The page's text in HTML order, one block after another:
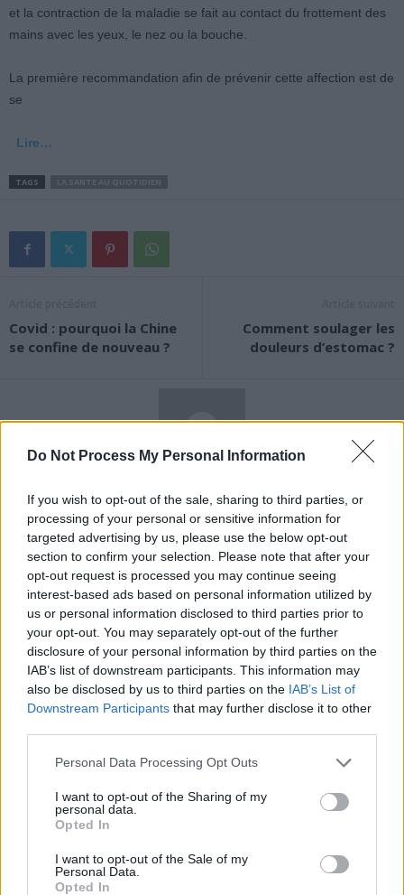
Do Not Process My Personal Information
If you wish to opt-out of the sale, sharing to third parties, or
processing of your personal or sensitive information for
targeted advertising by us, please use the below opt-out
section to confirm your selection. Please note that after your
opt-out request is processed you may continue seeing
interest-based ads based on personal information utilized by
us or personal information disclosed to third parties prior to
your opt-out. You may separately opt-out of the further
disclosure of your personal information by third parties on the
IAB’s list of downstream participants. This information may
also be disclosed by us to third parties on the IAB’s List of
Downstream Participants that may further disclose it to other
Personal Data Processing Opt Outs
I want to opt-out of the Sharing of my
personal data.
Opted In
I want to opt-out of the Sale of my
Personal Data.
Opted In
et la contraction de la maladie se fait au contact du frottement des
mains avec les yeux, le nez ou la bouche.
La première recommandation afin de prévenir cette affection est de
se
Lire…
TAGS
Covid : pourquoi la Chine
se confine de nouveau ?
Comment soulager les
douleurs d’estomac ?
News Santé
https://news-sante.fr
ARTICLES CONNEXES
Canicule : les conseils
essentiels des
cardiologues pour
Santé
Éclipse du 12 août :
attention à la pénurie de
lunettes de sécurité
Un chewing-gum
révolutionnaire pour
combattre le cancer
Populaires
Médicament retiré en urgence pour risques graves et données falsifiées